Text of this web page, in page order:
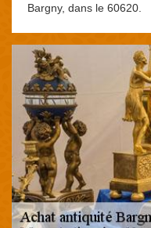
Bargny, dans le 60620.